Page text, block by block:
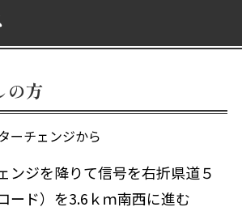
の方
ーチェンジから
ンジを降りて信号を右折県道５
ード）を3.6ｋｍ南西に進む